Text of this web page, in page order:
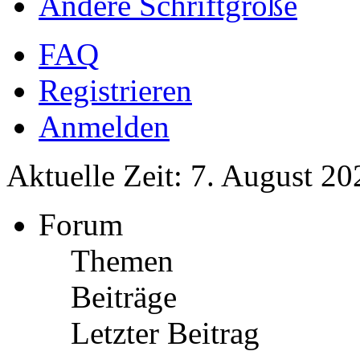
FAQ
Registrieren
Anmelden
Aktuelle Zeit: 7. August
Forum
Themen
Beiträge
Letzter Beitrag